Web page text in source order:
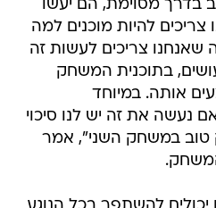
בדרך מסוימת, הם יעשו
להיות מוכנים למה
שאנחנו צריכים לעשות זה
בתוכנית המשחק
אותה. במיוחד
נעשה את זה יש לנו סיכוי
טוב במשחק השני", אמר